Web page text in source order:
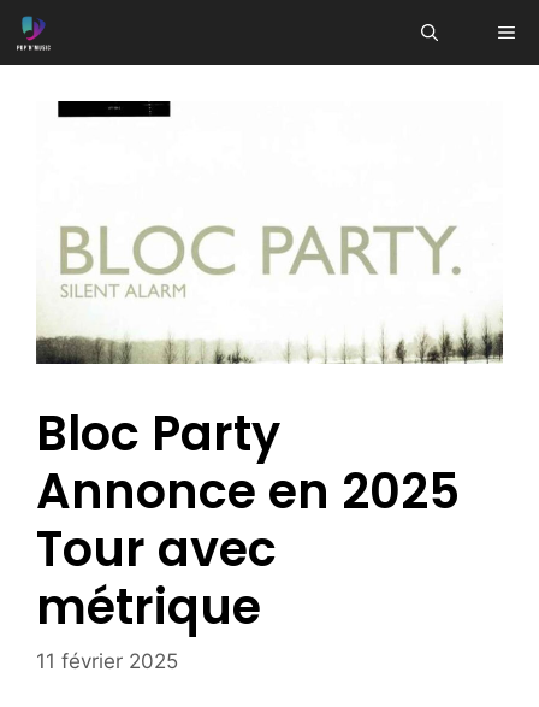
Aller
au
Bloc Party
Annonce en 2025
Tour avec
métrique
11 février 2025